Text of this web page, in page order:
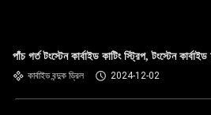
পাঁচ গর্ত টংস্টেন কার্বাইড কাটিং স্ট্রিপ, টংস্টেন
কার্বাইড বন্দুক ড্রিল 2024-12-02